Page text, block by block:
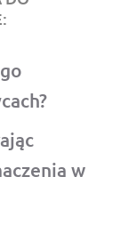
w